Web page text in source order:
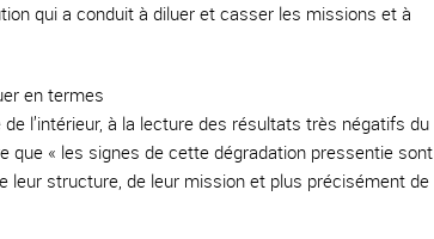
qui a conduit à diluer et casser les missions et à
en termes
l’intérieur, à la lecture des résultats très négatifs du
que « les signes de cette dégradation pressentie sont
leur structure, de leur mission et plus précisément de